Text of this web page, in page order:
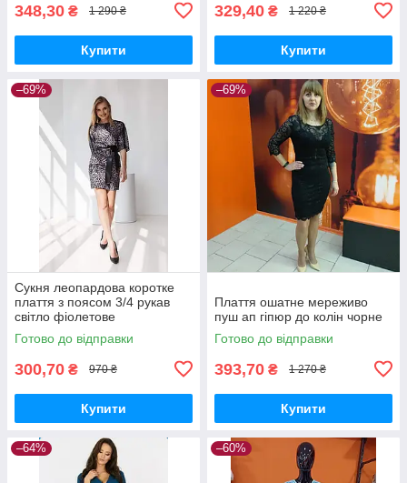
348,30 ₴ 1 290 ₴
Купити
329,40 ₴ 1 220 ₴
Купити
–69%
Сукня леопардова коротке
плаття з поясом 3/4 рукав
світло фіолетове
Готово до відправки
300,70 ₴ 970 ₴
Купити
–69%
Плаття ошатне мереживо
пуш ап гіпюр до колін чорне
Готово до відправки
393,70 ₴ 1 270 ₴
Купити
–64% –60%